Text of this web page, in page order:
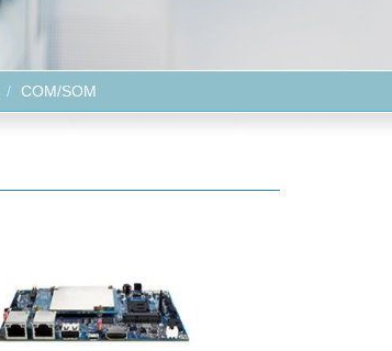
COM/SOM